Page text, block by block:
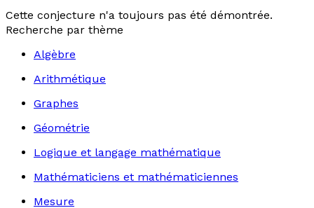
Cette conjecture n'a toujours pas été démontrée.
Recherche par thème
Algèbre
Arithmétique
Graphes
Géométrie
Logique et langage mathématique
Mathématiciens et mathématiciennes
Mesure